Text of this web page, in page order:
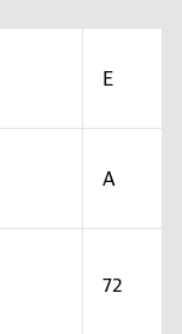
E
A
72